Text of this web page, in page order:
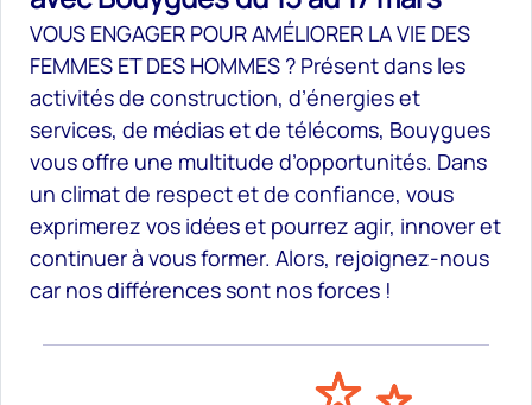
VOUS ENGAGER POUR AMÉLIORER LA VIE DES
FEMMES ET DES HOMMES ? Présent dans les
activités de construction, d’énergies et
services, de médias et de télécoms, Bouygues
vous offre une multitude d’opportunités. Dans
un climat de respect et de confiance, vous
exprimerez vos idées et pourrez agir, innover et
continuer à vous former. Alors, rejoignez-nous
car nos différences sont nos forces !